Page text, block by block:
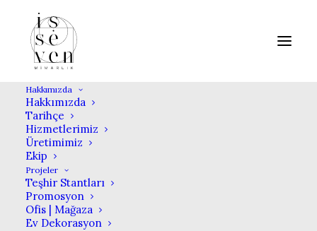
Hakkımızda
Hakkımızda
Tarihçe
Hizmetlerimiz
Üretimimiz
Ekip
Projeler
Teşhir Stantları
Promosyon
Ofis | Mağaza
Ev Dekorasyon
VALENTINO
INEVENT PODIUMS